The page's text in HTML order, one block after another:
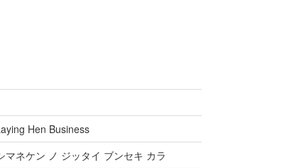
Hen Business
ネケン ノ ジッタイ ブンセキ カラ